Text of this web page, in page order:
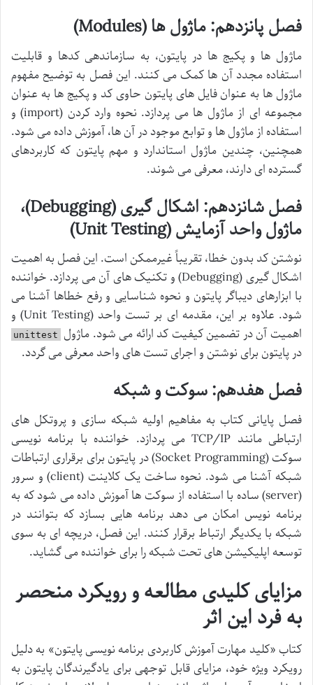
فصل پانزدهم: ماژول ها (Modules)
ماژول ها و پکیج ها در پایتون، به سازماندهی کدها و قابلیت
استفاده مجدد آن ها کمک می کنند. این فصل به توضیح مفهوم
ماژول ها به عنوان فایل های پایتون حاوی کد و پکیج ها به عنوان
مجموعه ای از ماژول ها می پردازد. نحوه وارد کردن (import) و
استفاده از ماژول ها و توابع موجود در آن ها، آموزش داده می شود.
همچنین، چندین ماژول استاندارد و مهم پایتون که کاربردهای
گسترده ای دارند، معرفی می شوند.
فصل شانزدهم: اشکال گیری (Debugging)،
ماژول واحد آزمایش (Unit Testing)
نوشتن کد بدون خطا، تقریباً غیرممکن است. این فصل به اهمیت
اشکال گیری (Debugging) و تکنیک های آن می پردازد. خواننده
با ابزارهای دیباگر پایتون و نحوه شناسایی و رفع خطاها آشنا می
شود. علاوه بر این، مقدمه ای بر تست واحد (Unit Testing) و
اهمیت آن در تضمین کیفیت کد ارائه می شود. ماژول unittest
در پایتون برای نوشتن و اجرای تست های واحد معرفی می گردد.
فصل هفدهم: سوکت و شبکه
فصل پایانی کتاب به مفاهیم اولیه شبکه سازی و پروتکل های
ارتباطی مانند TCP/IP می پردازد. خواننده با برنامه نویسی
سوکت (Socket Programming) در پایتون برای برقراری ارتباطات
شبکه آشنا می شود. نحوه ساخت یک کلاینت (client) و سرور
(server) ساده با استفاده از سوکت ها آموزش داده می شود که به
برنامه نویس امکان می دهد برنامه هایی بسازد که بتوانند در
شبکه با یکدیگر ارتباط برقرار کنند. این فصل، دریچه ای به سوی
توسعه اپلیکیشن های تحت شبکه را برای خواننده می گشاید.
مزایای کلیدی مطالعه و رویکرد منحصر
به فرد این اثر
کتاب «کلید مهارت آموزش کاربردی برنامه نویسی پایتون» به دلیل
رویکرد ویژه خود، مزایای قابل توجهی برای یادگیرندگان پایتون به